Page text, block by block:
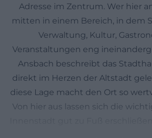
Adresse im Zentrum. Wer hier
mitten in einem Bereich, in dem
Verwaltung, Kultur,
Veranstaltungen eng
Ansbach beschreibt das
direkt im Herzen der Altstadt
diese Lage macht den Ort so
Von hier aus lassen sich die